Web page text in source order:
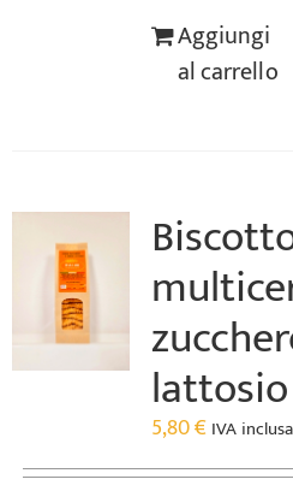
Aggiungi
al carrello
lattosio
5,80€ IVA inclusa